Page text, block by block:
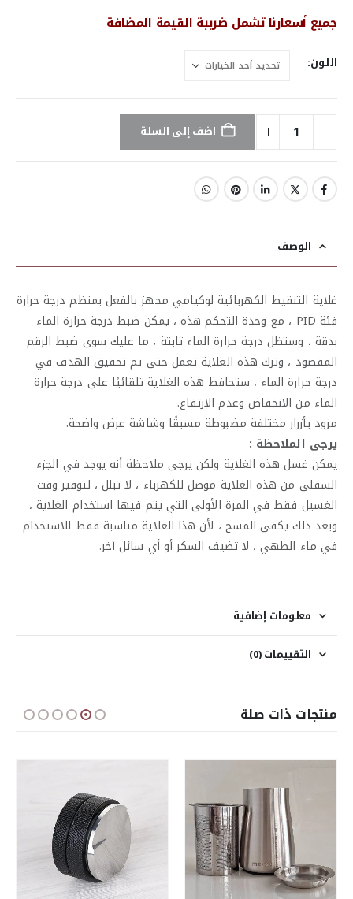
جميع أسعارنا تشمل ضريبة القيمة المضافة
اللون
اضف إلى السلة
الوصف
غلاية التنقيط الكهربائية لوكيامي مجهز بالفعل بمنظم درجة حرارة
فئة PID ، مع وحدة التحكم هذه ، يمكن ضبط درجة حرارة الماء
بدقة ، وستظل درجة حرارة الماء ثابتة ، ما عليك سوى ضبط الرقم
المقصود ، وترك هذه الغلاية تعمل حتى تم تحقيق الهدف في
درجة حرارة الماء ، ستحافظ هذه الغلاية تلقائيًا على درجة حرارة
الماء من الانخفاض وعدم الارتفاع.
مزود بأزرار مختلفة مضبوطة مسبقًا وشاشة عرض واضحة.
يرجى الملاحظة :
يمكن غسل هذه الغلاية ولكن يرجى ملاحظة أنه يوجد في الجزء
السفلي من هذه الغلاية موصل للكهرباء ، لا تبلل ، لتوفير وقت
الغسيل فقط في المرة الأولى التي يتم فيها استخدام الغلاية ،
وبعد ذلك يكفي المسح ، لأن هذا الغلاية مناسبة فقط للاستخدام
في ماء الطهي ، لا تضيف السكر أو أي سائل آخر.
معلومات إضافية
التقييمات (0)
منتجات ذات صلة